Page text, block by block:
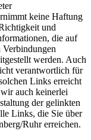
keine Haftung
und
die auf
werden. Auch
verantwortlich für
Links erreicht
auch keinerlei
der gelinkten
Links, die Sie über
Ruhr erreichen.